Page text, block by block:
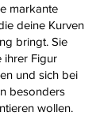
markante
deine Kurven
bringt. Sie
ihrer Figur
und sich bei
besonders
wollen.